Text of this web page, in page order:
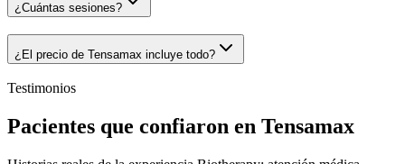
¿Cuántas sesiones?
¿El precio de Tensamax incluye todo?
Testimonios
Pacientes que confiaron en Tensamax